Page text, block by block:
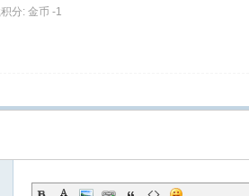
分: 金币 -1